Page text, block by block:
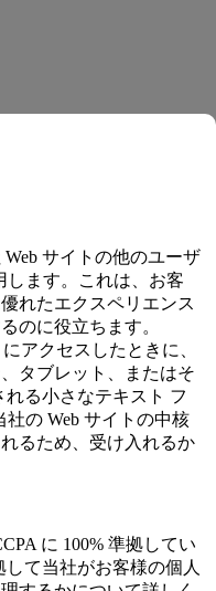
サイトの他のユーザ
します。これは、お客
れたエクスペリエンス
のに役立ちます。
アクセスしたときに、
タブレット、またはそ
れる小さなテキスト フ
社の Web サイトの中核
るため、受け入れるか
に 100% 準拠してい
して当社がお客様の個人